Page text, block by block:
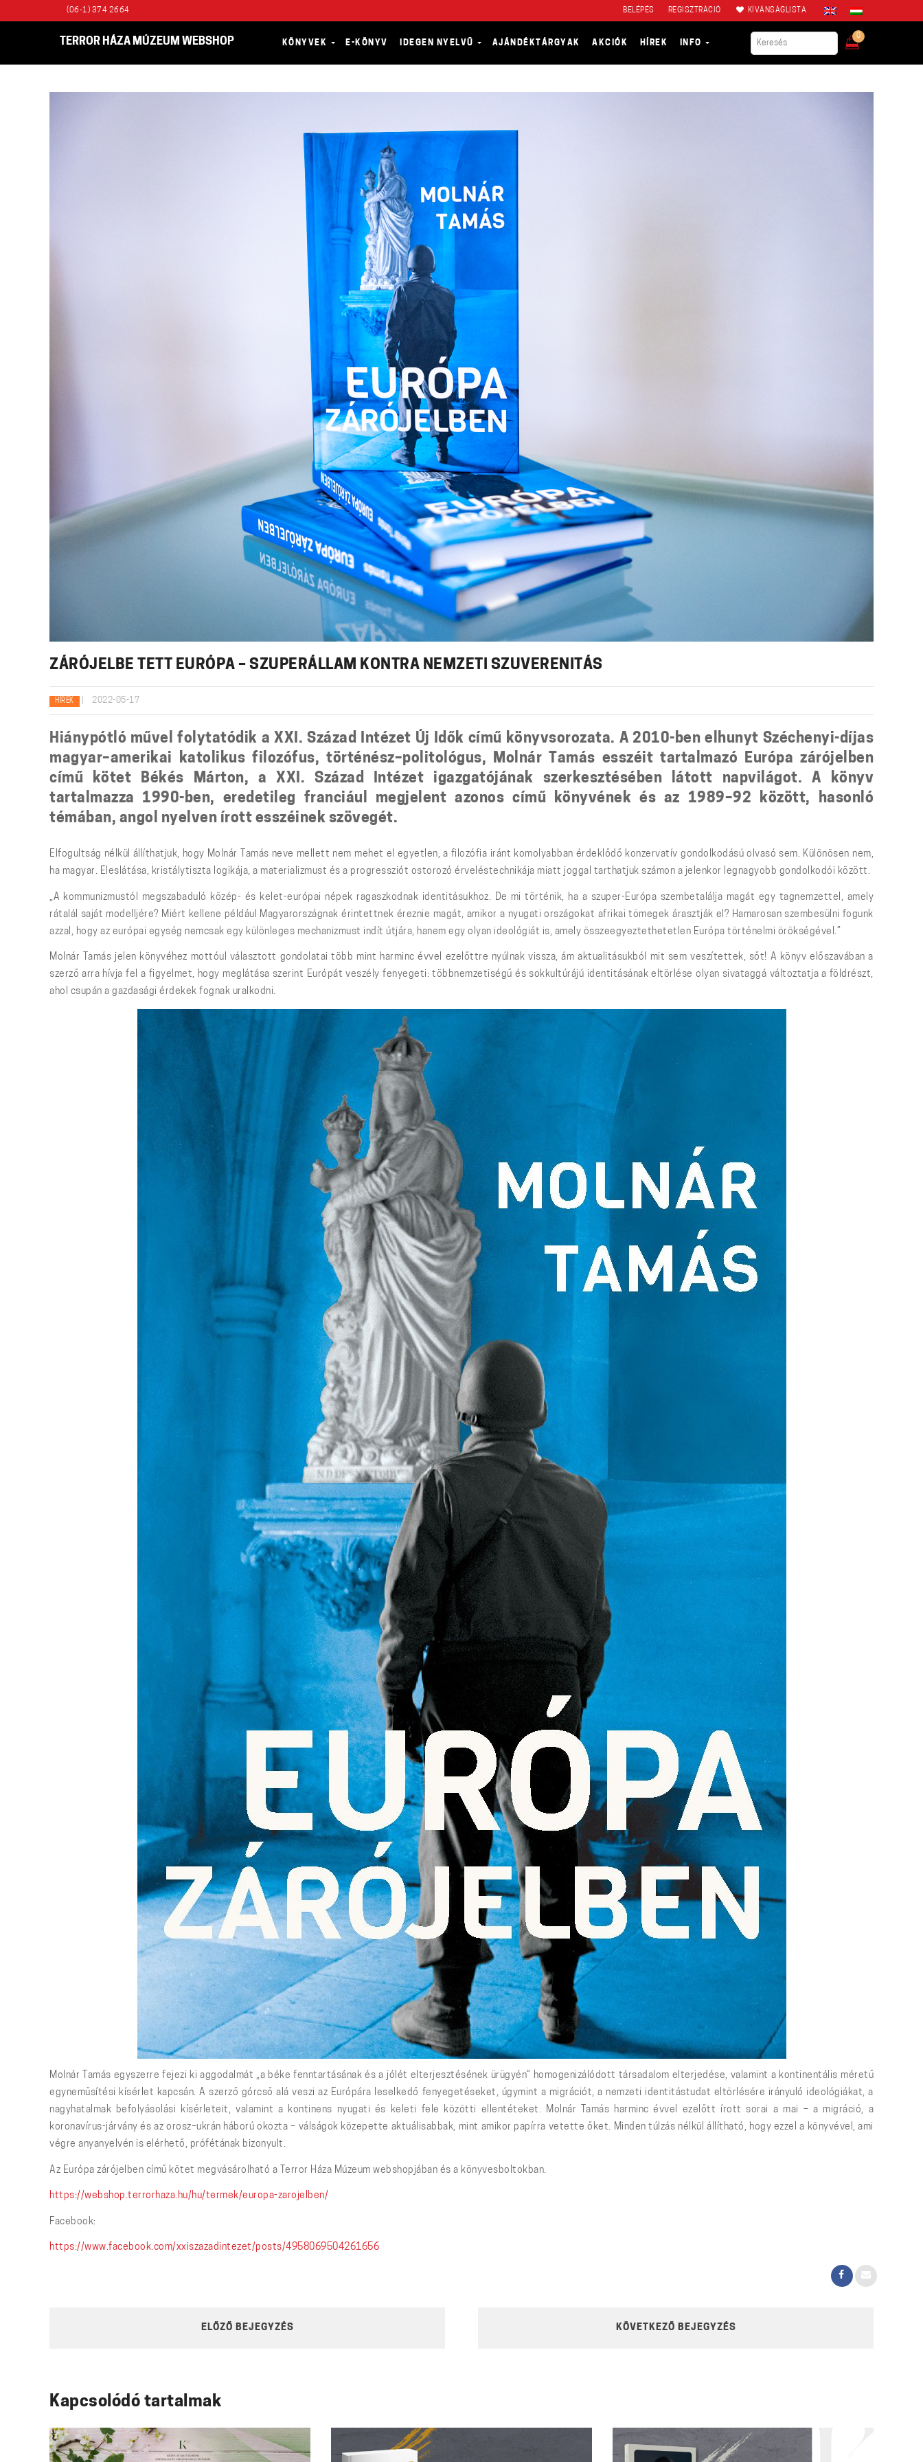
(06-1) 374 2664 BELÉPÉS REGISZTRÁCIÓ KÍVÁNSÁGLISTA
TERROR HÁZA MÚZEUM WEBSHOP KÖNYVEK E-KÖNYV IDEGEN NYELVŰ AJÁNDÉKTÁRGYAK AKCIÓK HÍREK INFO
0
ZÁRÓJELBE TETT EURÓPA – SZUPERÁLLAM KONTRA NEMZETI SZUVERENITÁS
HÍREK 2022-05-17
Hiánypótló művel folytatódik a XXI. Század Intézet Új Idők című könyvsorozata. A 2010-ben elhunyt Széchenyi-díjas
magyar–amerikai katolikus filozófus, történész–politológus, Molnár Tamás esszéit tartalmazó Európa zárójelben
című kötet Békés Márton, a XXI. Század Intézet igazgatójának szerkesztésében látott napvilágot. A könyv
tartalmazza 1990-ben, eredetileg franciául megjelent azonos című könyvének és az 1989–92 között, hasonló
témában, angol nyelven írott esszéinek szövegét.
Elfogultság nélkül állíthatjuk, hogy Molnár Tamás neve mellett nem mehet el egyetlen, a filozófia iránt komolyabban érdeklődő konzervatív gondolkodású olvasó sem. Különösen nem,
ha magyar. Éleslátása, kristálytiszta logikája, a materializmust és a progressziót ostorozó érveléstechnikája miatt joggal tarthatjuk számon a jelenkor legnagyobb gondolkodói között.
„A kommunizmustól megszabaduló közép- és kelet-európai népek ragaszkodnak identitásukhoz. De mi történik, ha a szuper-Európa szembetalálja magát egy tagnemzettel, amely
rátalál saját modelljére? Miért kellene például Magyarországnak érintettnek éreznie magát, amikor a nyugati országokat afrikai tömegek árasztják el? Hamarosan szembesülni fogunk
azzal, hogy az európai egység nemcsak egy különleges mechanizmust indít útjára, hanem egy olyan ideológiát is, amely összeegyeztethetetlen Európa történelmi örökségével.”
Molnár Tamás jelen könyvéhez mottóul választott gondolatai több mint harminc évvel ezelőttre nyúlnak vissza, ám aktualitásukból mit sem veszítettek, sőt! A könyv előszavában a
szerző arra hívja fel a figyelmet, hogy meglátása szerint Európát veszély fenyegeti: többnemzetiségű és sokkultúrájú identitásának eltörlése olyan sivataggá változtatja a földrészt,
ahol csupán a gazdasági érdekek fognak uralkodni.
Molnár Tamás egyszerre fejezi ki aggodalmát „a béke fenntartásának és a jólét elterjesztésének ürügyén” homogenizálódott társadalom elterjedése, valamint a kontinentális méretű
egyneműsítési kísérlet kapcsán. A szerző górcső alá veszi az Európára leselkedő fenyegetéseket, úgymint a migrációt, a nemzeti identitástudat eltörlésére irányuló ideológiákat, a
nagyhatalmak befolyásolási kísérleteit, valamint a kontinens nyugati és keleti fele közötti ellentéteket. Molnár Tamás harminc évvel ezelőtt írott sorai a mai – a migráció, a
koronavírus-járvány és az orosz–ukrán háború okozta – válságok közepette aktuálisabbak, mint amikor papírra vetette őket. Minden túlzás nélkül állítható, hogy ezzel a könyvével, ami
végre anyanyelvén is elérhető, prófétának bizonyult.
Az Európa zárójelben című kötet megvásárolható a Terror Háza Múzeum webshopjában és a könyvesboltokban.
https://webshop.terrorhaza.hu/hu/termek/europa-zarojelben/
Facebook:
https://www.facebook.com/xxiszazadintezet/posts/4958069504261656
ELŐZŐ BEJEGYZÉS KÖVETKEZŐ BEJEGYZÉS
Kapcsolódó tartalmak